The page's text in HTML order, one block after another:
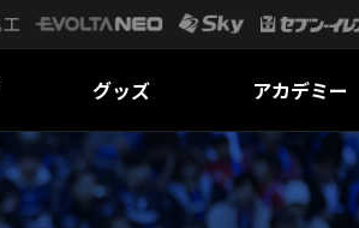
グッズ アカデミー